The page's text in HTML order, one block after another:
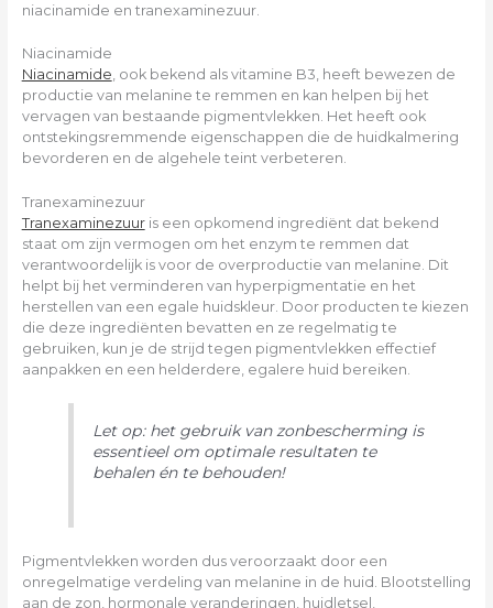
niacinamide en tranexaminezuur.
Niacinamide
Niacinamide, ook bekend als vitamine B3, heeft bewezen de
productie van melanine te remmen en kan helpen bij het
vervagen van bestaande pigmentvlekken. Het heeft ook
ontstekingsremmende eigenschappen die de huidkalmering
bevorderen en de algehele teint verbeteren.
Tranexaminezuur
Tranexaminezuuris een opkomend ingrediënt dat bekend
staat om zijn vermogen om het enzym te remmen dat
verantwoordelijk is voor de overproductie van melanine. Dit
helpt bij het verminderen van hyperpigmentatie en het
herstellen van een egale huidskleur. Door producten te kiezen
die deze ingrediënten bevatten en ze regelmatig te
gebruiken, kun je de strijd tegen pigmentvlekken effectief
aanpakken en een helderdere, egalere huid bereiken.
Let op: het gebruik van zonbescherming is
essentieel om optimale resultaten te
behalen én te behouden!
Pigmentvlekken worden dus veroorzaakt door een
onregelmatige verdeling van melanine in de huid. Blootstelling
aan de zon, hormonale veranderingen, huidletsel,